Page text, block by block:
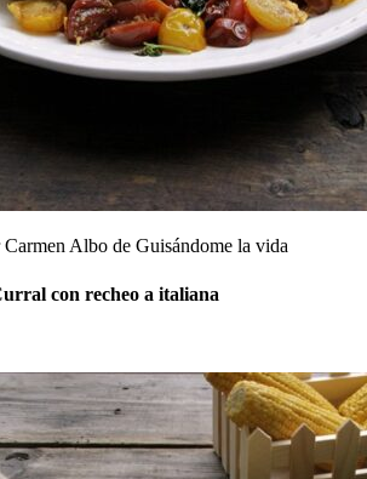
Carmen Albo de Guisándome la vida
con recheo a italiana